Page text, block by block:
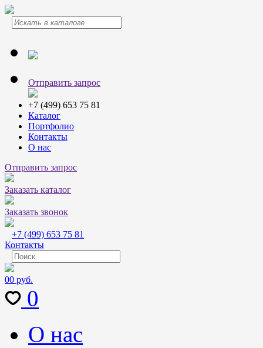
Отправить запрос
+7 (499) 653 75 81
Каталог
Портфолио
Контакты
О нас
Отправить запрос
Заказать каталог
Заказать звонок
+7 (499) 653 75 81
Контакты
00 руб.
0
О нас